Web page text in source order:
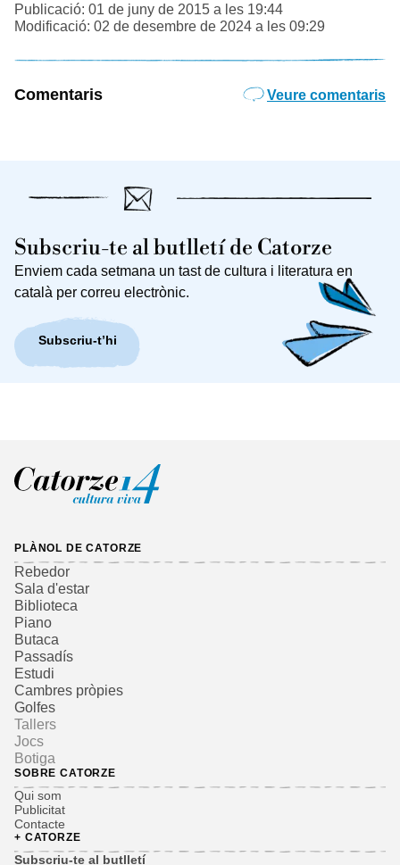
Publicació: 01 de juny de 2015 a les 19:44
Modificació: 02 de desembre de 2024 a les 09:29
Comentaris Veure comentaris
Subscriu-te al butlletí de Catorze
Enviem cada setmana un tast de cultura i literatura en
català per correu electrònic.
Subscriu-t’hi
PLÀNOL DE CATORZE
Rebedor
Sala d'estar
Biblioteca
Piano
Butaca
Passadís
Estudi
Cambres pròpies
Golfes
Tallers
Jocs
Botiga
SOBRE CATORZE
Qui som
Publicitat
Contacte
+ CATORZE
Subscriu-te al butlletí